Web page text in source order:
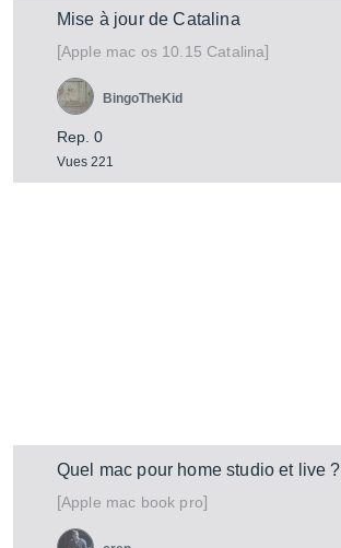
Mise à jour de Catalina
[Apple mac os 10.15 Catalina]
Rep. 0
Vues 221
BingoTheKid
Quel mac pour home studio et live ?
[Apple mac book pro]